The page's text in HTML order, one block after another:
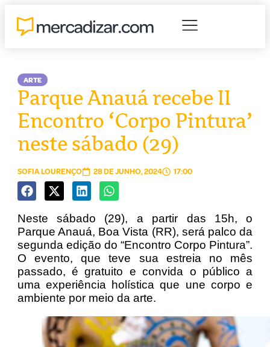
ARTE
Parque Anauá recebe II
Encontro ‘Corpo Pintura’
neste sábado (29)
SOFIA LOURENÇO 28 DE JUNHO, 2024 17:00
Neste sábado (29), a partir das 15h, o
Parque Anauá, Boa Vista (RR), será palco da
segunda edição do “Encontro Corpo Pintura”.
O evento, que teve sua estreia no mês
passado, é gratuito e convida o público a
uma experiência holística que une corpo e
ambiente por meio da arte.